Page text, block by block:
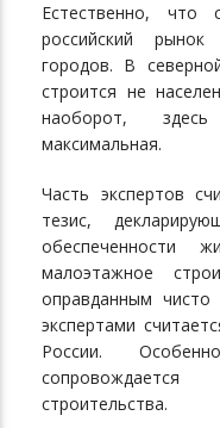
Естественно,
российский
городов. В
строится не
наоборот,
максимальная.
Часть экспертов
тезис,
обеспеченности
малоэтажное
оправданным чисто
экспертами
России.
строительства.